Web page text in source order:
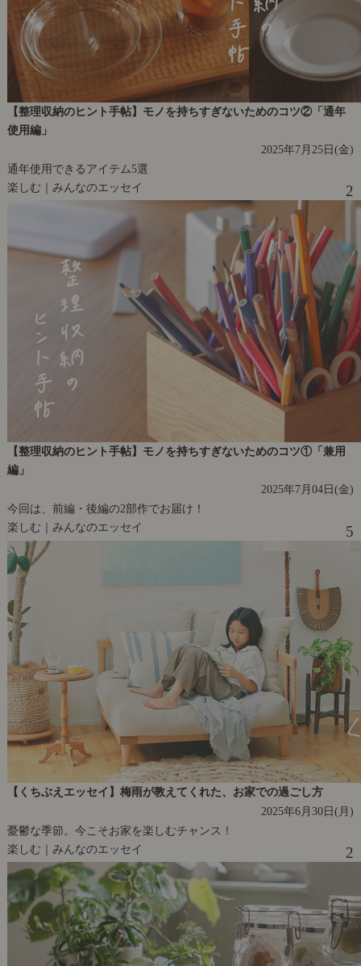
【整理収納のヒント手帖】モノを持ちすぎないためのコツ②「通年
使用編」
2025年7月25日(金)
通年使用できるアイテム5選
楽しむ｜みんなのエッセイ
2
【整理収納のヒント手帖】モノを持ちすぎないためのコツ①「兼用
編」
2025年7月04日(金)
今回は、前編・後編の2部作でお届け！
楽しむ｜みんなのエッセイ
5
【くちぶえエッセイ】梅雨が教えてくれた、お家での過ごし方
2025年6月30日(月)
憂鬱な季節。今こそお家を楽しむチャンス！
楽しむ｜みんなのエッセイ
2